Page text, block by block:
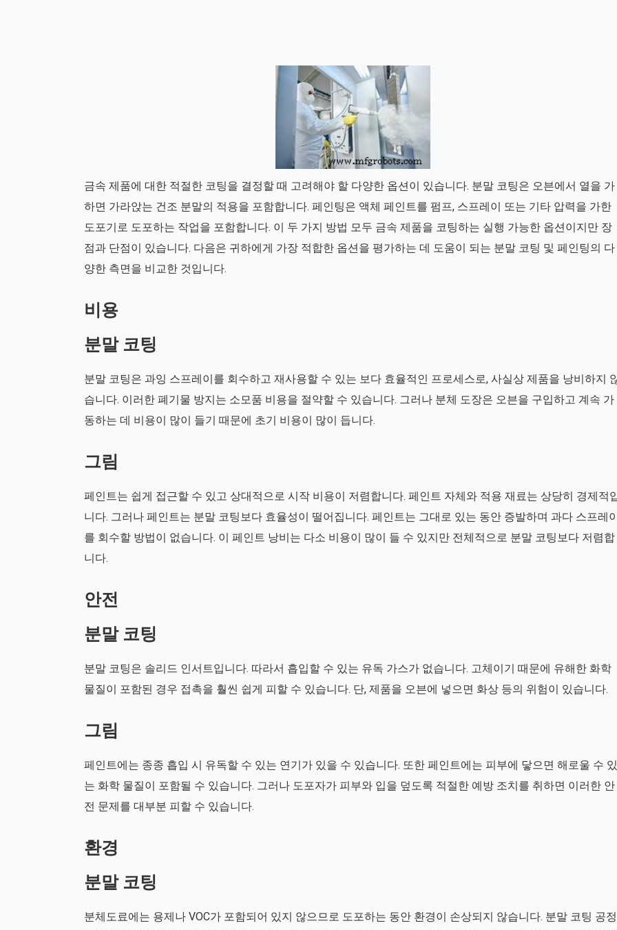
금속 제품에 대한 적절한 코팅을 결정할 때 고려해야 할 다양한 옵션이 있습니다. 분말 코팅은 오븐에서 열을 가
하면 가라앉는 건조 분말의 적용을 포함합니다. 페인팅은 액체 페인트를 펌프, 스프레이 또는 기타 압력을 가한
도포기로 도포하는 작업을 포함합니다. 이 두 가지 방법 모두 금속 제품을 코팅하는 실행 가능한 옵션이지만 장
점과 단점이 있습니다. 다음은 귀하에게 가장 적합한 옵션을 평가하는 데 도움이 되는 분말 코팅 및 페인팅의 다
양한 측면을 비교한 것입니다.
비용
분말 코팅
분말 코팅은 과잉 스프레이를 회수하고 재사용할 수 있는 보다 효율적인 프로세스로, 사실상 제품을 낭비하지
습니다. 이러한 폐기물 방지는 소모품 비용을 절약할 수 있습니다. 그러나 분체 도장은 오븐을 구입하고 계속 가
동하는 데 비용이 많이 들기 때문에 초기 비용이 많이 듭니다.
그림
페인트는 쉽게 접근할 수 있고 상대적으로 시작 비용이 저렴합니다. 페인트 자체와 적용 재료는 상당히 경제적
니다. 그러나 페인트는 분말 코팅보다 효율성이 떨어집니다. 페인트는 그대로 있는 동안 증발하며 과다 스프레
를 회수할 방법이 없습니다. 이 페인트 낭비는 다소 비용이 많이 들 수 있지만 전체적으로 분말 코팅보다 저렴합
니다.
안전
분말 코팅
분말 코팅은 솔리드 인서트입니다. 따라서 흡입할 수 있는 유독 가스가 없습니다. 고체이기 때문에 유해한 화학
물질이 포함된 경우 접촉을 훨씬 쉽게 피할 수 있습니다. 단, 제품을 오븐에 넣으면 화상 등의 위험이 있습니다.
그림
페인트에는 종종 흡입 시 유독할 수 있는 연기가 있을 수 있습니다. 또한 페인트에는 피부에 닿으면 해로울 수 있
는 화학 물질이 포함될 수 있습니다. 그러나 도포자가 피부와 입을 덮도록 적절한 예방 조치를 취하면 이러한 안
전 문제를 대부분 피할 수 있습니다.
환경
분말 코팅
분체도료에는 용제나 VOC가 포함되어 있지 않으므로 도포하는 동안 환경이 손상되지 않습니다. 분말 코팅 공정